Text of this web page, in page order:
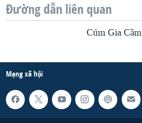
Đường dẫn liên quan
Cúm Gia Cầm
Mạng xã hội